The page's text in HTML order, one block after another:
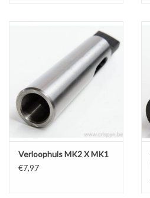
Verspaanbaar materiaal |
Werkplaatsinrichting |
Verloophuls MK2 X MK1
€7,97